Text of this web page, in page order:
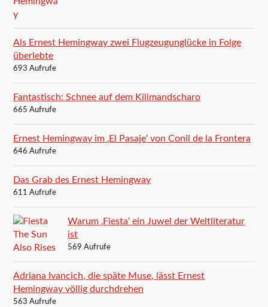
Als Ernest Hemingway zwei Flugzeugunglücke in Folge
überlebte
693 Aufrufe
Fantastisch: Schnee auf dem Kilimandscharo
665 Aufrufe
Ernest Hemingway im ‚El Pasaje‘ von Conil de la Frontera
646 Aufrufe
Das Grab des Ernest Hemingway
611 Aufrufe
Warum ‚Fiesta‘ ein Juwel der Weltliteratur
ist
569 Aufrufe
Adriana Ivancich, die späte Muse, lässt Ernest
Hemingway völlig durchdrehen
563 Aufrufe